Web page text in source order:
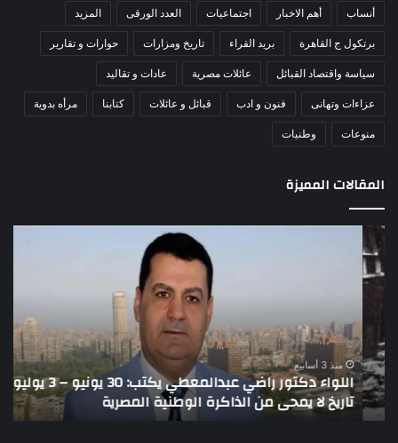
أنساب أهم الاخبار اجتماعيات العدد الورقى المزيد
برتكول ج القاهرة بريد القراء تاريخ ومزارات حوارات و تقارير
سياسة واقتصاد القبائل عائلات مصرية عادات و تقاليد
عزاءات وتهانى فنون و ادب قبائل و عائلات كتابنا مرأه بدوية
منوعات وطنيات
المقالات المميزة
اللواء
دكتور
راضي
عبدالمعطي
يونيو
–
3
يوليو..
تاريخ
منذ 3 أسابيع
اللواء دكتور راضي عبدالمعطي يكتب: 30 يونيو – 3 يوليو..
تاريخ لا يمحى من الذاكرة الوطنية المصرية